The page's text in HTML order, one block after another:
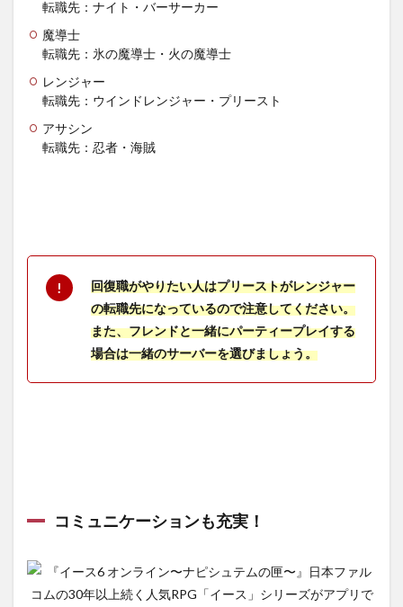
転職先：ナイト・バーサーカー
魔導士
転職先：氷の魔導士・火の魔導士
レンジャー
転職先：ウインドレンジャー・プリースト
アサシン
転職先：忍者・海賊
回復職がやりたい人はプリーストがレンジャー
の転職先になっているので注意してください。
また、フレンドと一緒にパーティープレイする
場合は一緒のサーバーを選びましょう。
コミュニケーションも充実！